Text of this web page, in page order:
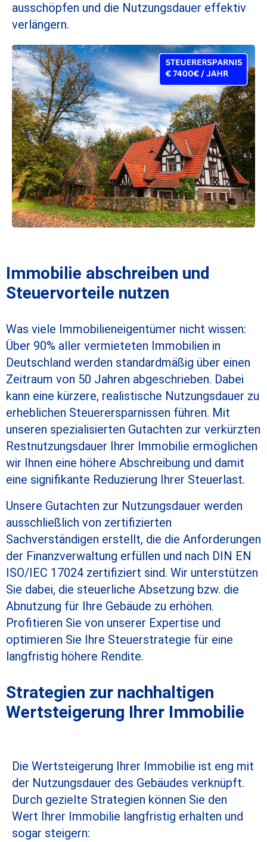
ausschöpfen und die Nutzungsdauer effektiv
verlängern.
Immobilie abschreiben und
Steuervorteile nutzen
Was viele Immobilieneigentümer nicht wissen:
Über 90% aller vermieteten Immobilien in
Deutschland werden standardmäßig über einen
Zeitraum von 50 Jahren abgeschrieben. Dabei
kann eine kürzere, realistische Nutzungsdauer zu
erheblichen Steuerersparnissen führen. Mit
unseren spezialisierten Gutachten zur verkürzten
Restnutzungsdauer Ihrer Immobilie ermöglichen
wir Ihnen eine höhere Abschreibung und damit
eine signifikante Reduzierung Ihrer Steuerlast.
Unsere Gutachten zur Nutzungsdauer werden
ausschließlich von zertifizierten
Sachverständigen erstellt, die die Anforderungen
der Finanzverwaltung erfüllen und nach DIN EN
ISO/IEC 17024 zertifiziert sind. Wir unterstützen
Sie dabei, die steuerliche Absetzung bzw. die
Abnutzung für Ihre Gebäude zu erhöhen.
Profitieren Sie von unserer Expertise und
optimieren Sie Ihre Steuerstrategie für eine
langfristig höhere Rendite.
Strategien zur nachhaltigen
Wertsteigerung Ihrer Immobilie
Die Wertsteigerung Ihrer Immobilie ist eng mit
der Nutzungsdauer des Gebäudes verknüpft.
Durch gezielte Strategien können Sie den
Wert Ihrer Immobilie langfristig erhalten und
sogar steigern: